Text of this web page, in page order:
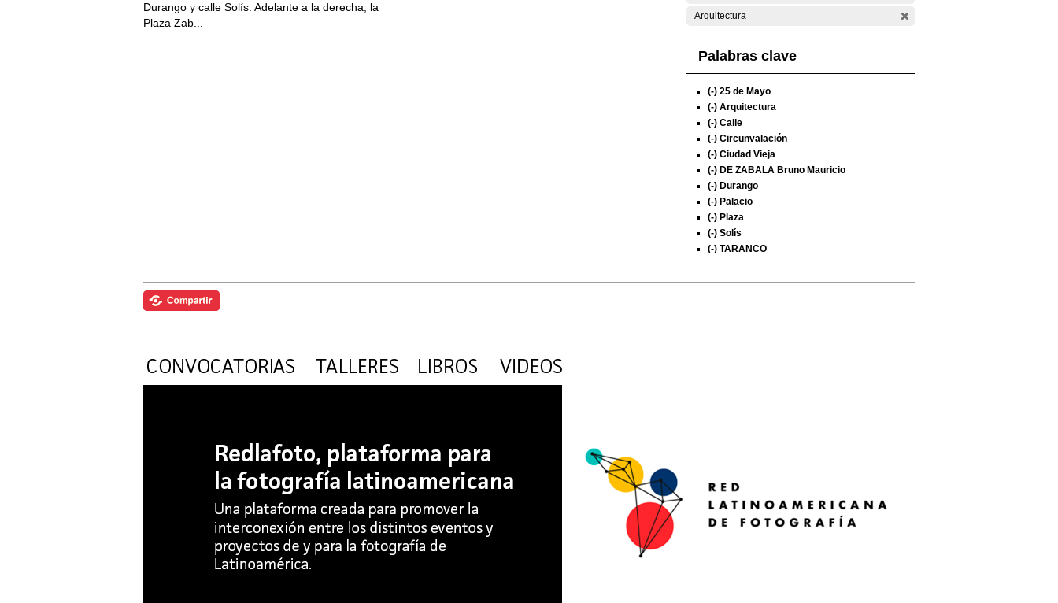
Durango y calle Solís. Adelante a la derecha, la
Plaza Zab...
Arquitectura
Palabras clave
(-) 25 de Mayo
(-) Arquitectura
(-) Calle
(-) Circunvalación
(-) Ciudad Vieja
(-) DE ZABALA Bruno Mauricio
(-) Durango
(-) Palacio
(-) Plaza
(-) Solís
(-) TARANCO